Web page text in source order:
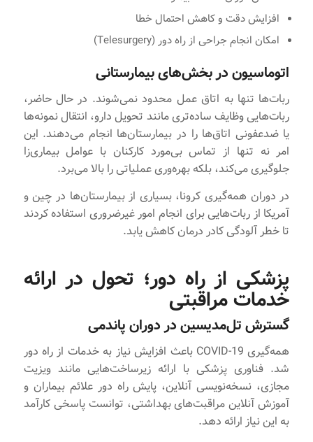
افزایش دقت و کاهش احتمال خطا
امکان انجام جراحی از راه دور (Telesurgery)
اتوماسیون در بخش‌های بیمارستانی
ربات‌ها تنها به اتاق عمل محدود نمی‌شوند. در حال حاضر،
ربات‌هایی وظایف ساده‌تری مانند تحویل دارو، انتقال نمونه‌ها
یا ضدعفونی اتاق‌ها را در بیمارستان‌ها انجام می‌دهند. این
امر نه تنها از تماس بی‌مورد کارکنان با عوامل بیماری‌زا
جلوگیری می‌کند، بلکه بهره‌وری عملیاتی را بالا می‌برد.
در دوران همه‌گیری کرونا، بسیاری از بیمارستان‌ها در چین و
آمریکا از ربات‌هایی برای انجام امور غیرضروری استفاده کردند
تا خطر آلودگی کادر درمان کاهش یابد.
پزشکی از راه دور؛ تحول در ارائه
خدمات مراقبتی
گسترش تل‌مدیسین در دوران پاندمی
همه‌گیری COVID-19 باعث افزایش نیاز به خدمات از راه دور
شد. فناوری پزشکی با ارائه زیرساخت‌هایی مانند ویزیت
مجازی، نسخه‌نویسی آنلاین، پایش راه دور علائم بیماران و
آموزش آنلاین مراقبت‌های بهداشتی، توانست پاسخی کارآمد
به این نیاز ارائه دهد.